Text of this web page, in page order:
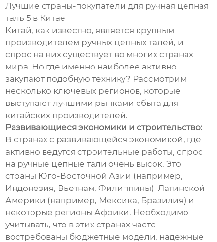
Лучшие страны-покупатели для ручная цепная
таль 5 в Китае
Китай, как известно, является крупным
производителем ручных цепных талей, и
спрос на них существует во многих странах
мира. Но где именно наиболее активно
закупают подобную технику? Рассмотрим
несколько ключевых регионов, которые
выступают лучшими рынками сбыта для
китайских производителей.
Развивающиеся экономики и строительство:
В странах с развивающейся экономикой, где
активно ведутся строительные работы, спрос
на ручные цепные тали очень высок. Это
страны Юго-Восточной Азии (например,
Индонезия, Вьетнам, Филиппины), Латинской
Америки (например, Мексика, Бразилия) и
некоторые регионы Африки. Необходимо
учитывать, что в этих странах часто
востребованы бюджетные модели, надежные